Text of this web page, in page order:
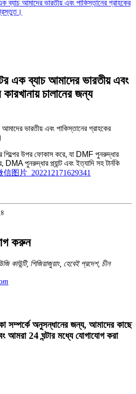
ব্যাচ আমাদের ভারতীয় এবং পাকিস্তানের গ্রাহকের
এক ব্যাচ আমাদের ভারতীয় এবং
চালানের জন্য
আমাদের ভারতীয় এবং পাকিস্তানের গ্রাহকের
শিল্পের উপর ফোকাস করে, যা DMF পুনরুদ্ধার
DMA পুনরুদ্ধার প্ল্যান্ট এবং ইত্যাদি সহ টার্নকি
করুন
উজি কাউন্টি, শিজিয়াজুয়াং, হেবেই প্রদেশ, চীন
সম্পর্কে অনুসন্ধানের জন্য, আমাদের কাছে
আমরা 24 ঘন্টার মধ্যে যোগাযোগ করা